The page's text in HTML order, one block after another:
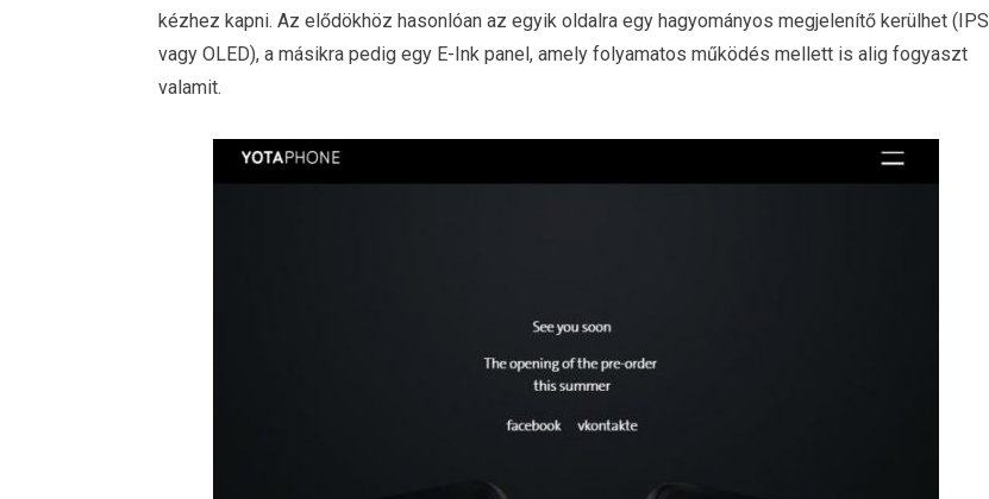
kézhez kapni. Az elődökhöz hasonlóan az egyik oldalra egy hagyományos megjelenítő kerülhet (IPS
vagy OLED), a másikra pedig egy E-Ink panel, amely folyamatos működés mellett is alig fogyaszt
valamit.